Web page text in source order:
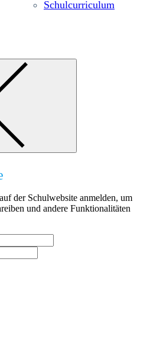
Schulcurriculum
der Schulwebsite anmelden, um
und andere Funktionalitäten